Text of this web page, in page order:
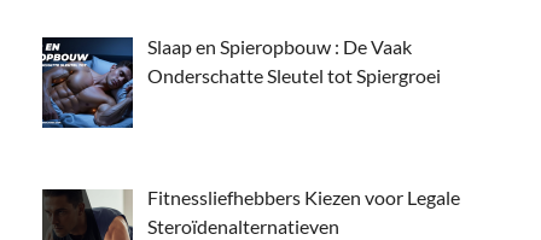
Slaap en Spieropbouw : De Vaak
Onderschatte Sleutel tot Spiergroei
Fitnessliefhebbers Kiezen voor Legale
Steroïdenalternatieven